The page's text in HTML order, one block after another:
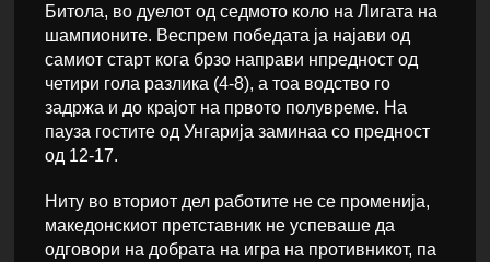
Битола, во дуелот од седмото коло на Лигата на
шампионите. Веспрем победата ја најави од
самиот старт кога брзо направи нпредност од
четири гола разлика (4-8), а тоа водство го
задржа и до крајот на првото полувреме. На
пауза гостите од Унгарија заминаа со предност
од 12-17.
Ниту во вториот дел работите не се променија,
македонскиот претставник не успеваше да
одговори на добрата на игра на противникот, па